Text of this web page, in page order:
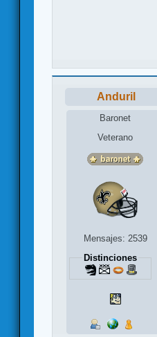
Anduril
Baronet
Veterano
Mensajes: 2539
Distinciones